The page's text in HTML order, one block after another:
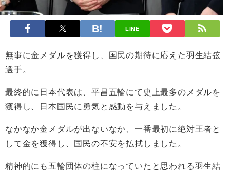
LINE
無事に金メダルを獲得し、国民の期待に応えた羽生結弦
選手。
最終的に日本代表は、平昌五輪にて史上最多のメダルを
獲得し、日本国民に勇気と感動を与えました。
なかなか金メダルが出ないなか、一番最初に絶対王者と
して金を獲得し、国民の不安を払拭しました。
精神的にも五輪団体の柱になっていたと思われる羽生結